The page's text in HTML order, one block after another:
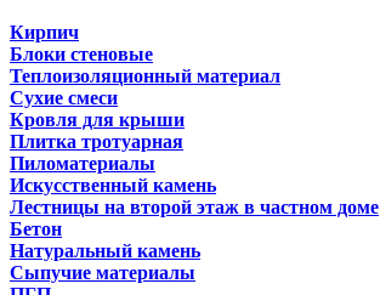
Кирпич
Блоки стеновые
Теплоизоляционный материал
Сухие смеси
Кровля для крыши
Плитка тротуарная
Пиломатериалы
Искусственный камень
Лестницы на второй этаж в частном доме
Бетон
Натуральный камень
Сыпучие материалы